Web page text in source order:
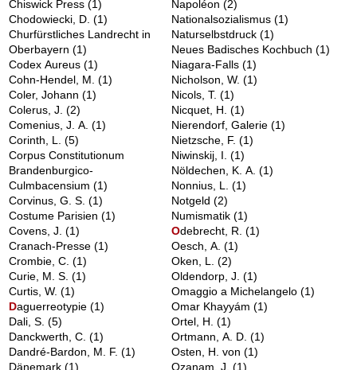
Chiswick Press(1)
Chodowiecki, D.(1)
Churfürstliches Landrecht in
Oberbayern(1)
Codex Aureus(1)
Cohn-Hendel, M.(1)
Coler, Johann(1)
Colerus, J.(2)
Comenius, J. A.(1)
Corinth, L.(5)
Corpus Constitutionum
Brandenburgico-
Culmbacensium(1)
Corvinus, G. S.(1)
Costume Parisien(1)
Covens, J.(1)
Cranach-Presse(1)
Crombie, C.(1)
Curie, M. S.(1)
Curtis, W.(1)
Daguerreotypie(1)
Dali, S.(5)
Danckwerth, C.(1)
Dandré-Bardon, M. F.(1)
Dänemark(1)
Napoléon(2)
Nationalsozialismus(1)
Naturselbstdruck(1)
Neues Badisches Kochbuch(1)
Niagara-Falls(1)
Nicholson, W.(1)
Nicols, T.(1)
Nicquet, H.(1)
Nierendorf, Galerie(1)
Nietzsche, F.(1)
Niwinskij, I.(1)
Nöldechen, K. A.(1)
Nonnius, L.(1)
Notgeld(2)
Numismatik(1)
Odebrecht, R.(1)
Oesch, A.(1)
Oken, L.(2)
Oldendorp, J.(1)
Omaggio a Michelangelo(1)
Omar Khayyám(1)
Ortel, H.(1)
Ortmann, A. D.(1)
Osten, H. von(1)
Ozanam, J.(1)